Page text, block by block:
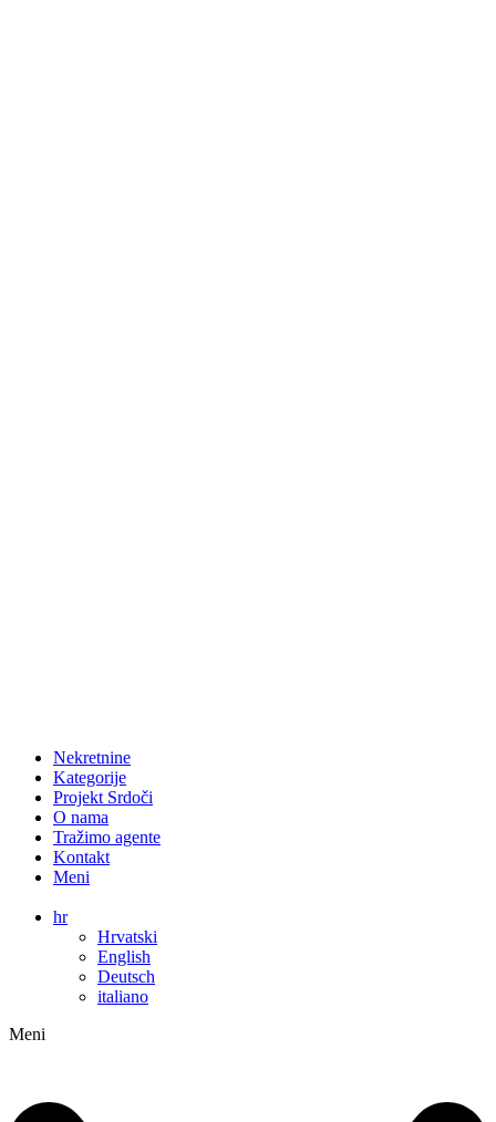
Nekretnine
Kategorije
Projekt Srdoči
O nama
Tražimo agente
Kontakt
Meni
hr
Hrvatski
English
Deutsch
italiano
Meni